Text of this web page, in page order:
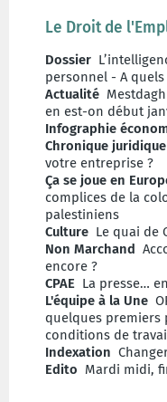
Le Droit de
Dossier
personnel - A
Actualité
en est-on début
Infographie
Chronique juridique
votre entreprise ?
Ça se joue en
complices de la
palestiniens
Culture Le quai de
Non Marchand
encore ?
CPAE La presse…
L'équipe à la Une
quelques premiers
conditions de
Indexation
Edito Mardi midi,